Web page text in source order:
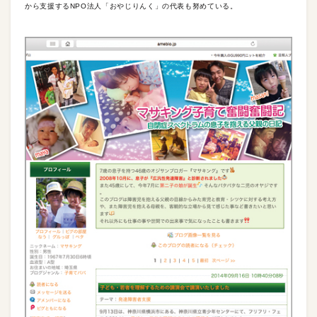
から支援するNPO法人「おやじりんく」の代表も努めている。